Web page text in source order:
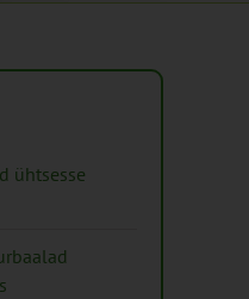
ühtsesse